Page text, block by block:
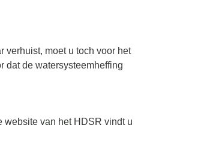
verhuist, moet u toch voor het
dat de watersysteemheffing
van het HDSR vindt u